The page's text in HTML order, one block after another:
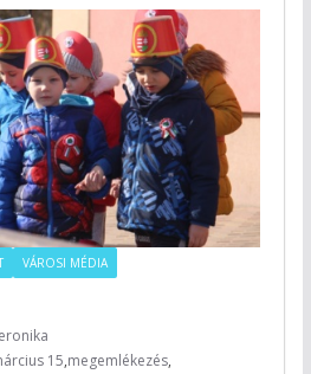
VÁROSI MÉDIA
15,megemlékezés,